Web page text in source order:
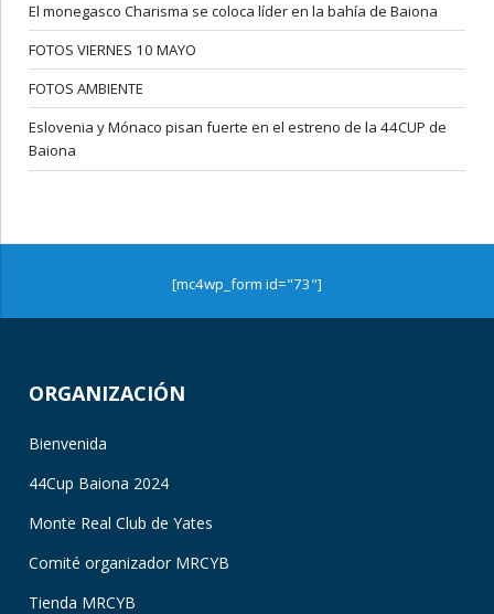
El monegasco Charisma se coloca líder en la bahía de Baiona
FOTOS VIERNES 10 MAYO
FOTOS AMBIENTE
Eslovenia y Mónaco pisan fuerte en el estreno de la 44CUP de
Baiona
[mc4wp_form id="73"]
ORGANIZACIÓN
Bienvenida
44Cup Baiona 2024
Monte Real Club de Yates
Comité organizador MRCYB
Tienda MRCYB